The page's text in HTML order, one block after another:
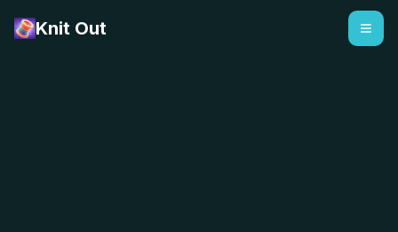
Knit Out